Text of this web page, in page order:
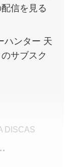
信を見る
ハンター 天
サブスク
DISCAS